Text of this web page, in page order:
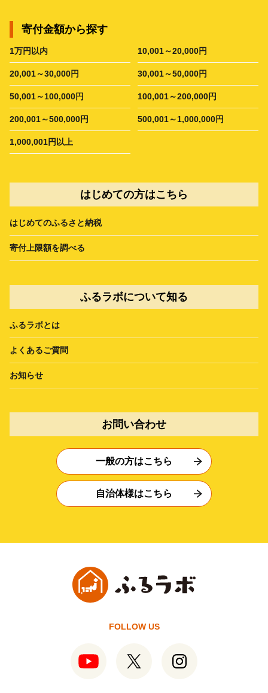
寄付金額から探す
1万円以内 10,001～20,000円
20,001～30,000円 30,001～50,000円
50,001～100,000円 100,001～200,000円
200,001～500,000円 500,001～1,000,000円
1,000,001円以上
はじめての方はこちら
はじめてのふるさと納税
寄付上限額を調べる
ふるラボについて知る
ふるラボとは
よくあるご質問
お知らせ
お問い合わせ
一般の方はこちら
自治体様はこちら
FOLLOW US